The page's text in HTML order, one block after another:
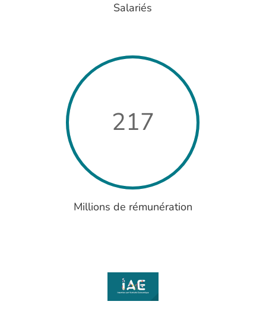
Salariés
217
Millions de rémunération